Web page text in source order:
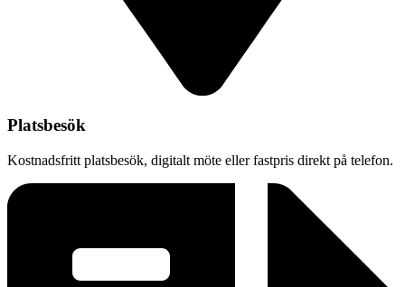
Platsbesök
Kostnadsfritt platsbesök, digitalt möte eller fastpris direkt på telefon.